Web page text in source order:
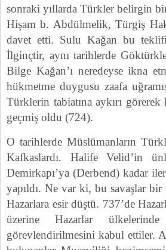
sonraki yıllarda Türkler belirgin
Hişam b. Abdülmelik, Türgiş
davet etti. Sulu Kağan bu teklifi,
İlginçtir, aynı tarihlerde
Bilge Kağan’ı neredeyse ikna
hükmetme duygusu zaafa
Türklerin tabiatına aykırı
geçmiş oldu (724).
O tarihlerde Müslümanların
Kafkaslardı. Halife Velid’in
Demirkapı’ya (Derbend) kadar
yapıldı. Ne var ki, bu savaşlar
Hazarlara esir düştü. 737’de
üzerine Hazarlar
görevlendirilmesini kabul ettiler.